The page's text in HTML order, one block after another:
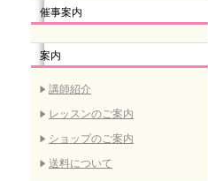
催事案内
案内
講師紹介
レッスンのご案内
ショップのご案内
送料について